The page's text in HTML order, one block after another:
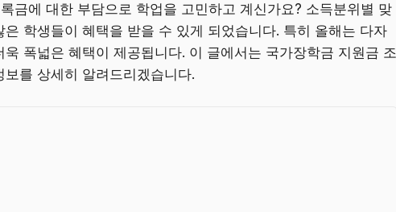
금에 대한 부담으로 학업을 고민하고 계신가요? 소득분위별 맞
학생들이 혜택을 받을 수 있게 되었습니다. 특히 올해는 다자
폭넓은 혜택이 제공됩니다. 이 글에서는 국가장학금 지원금 조
를 상세히 알려드리겠습니다.